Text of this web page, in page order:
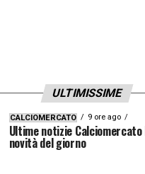
ULTIMISSIME
CALCIOMERCATO 9 ore ago
Ultime notizie
novità del giorno